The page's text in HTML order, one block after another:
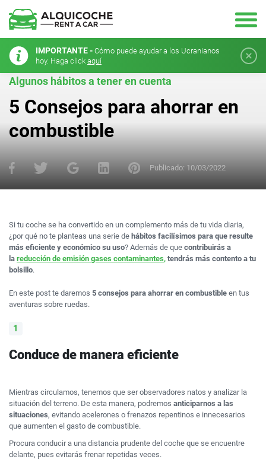
IMPORTANTE - Cómo puede ayudar a los Ucranianos
hoy. Haga click aquí
Algunos hábitos a tener en cuenta
5 Consejos para ahorrar en
combustible
Publicado: 10/03/2022
Si tu coche se ha convertido en un complemento más de tu vida diaria,
¿por qué no te planteas una serie de hábitos facilísimos para que resulte
más eficiente y económico su uso? Además de que contribuirás a
la reducción de emisión gases contaminantes, tendrás más contento a tu
bolsillo.
En este post te daremos 5 consejos para ahorrar en combustible en tus
aventuras sobre ruedas.
Conduce de manera eficiente
Mientras circulamos, tenemos que ser observadores natos y analizar la
situación del terreno. De esta manera, podremos anticiparnos a las
situaciones, evitando acelerones o frenazos repentinos e innecesarios
que aumenten el gasto de combustible.
Procura conducir a una distancia prudente del coche que se encuentre
delante, pues evitarás frenar repetidas veces.